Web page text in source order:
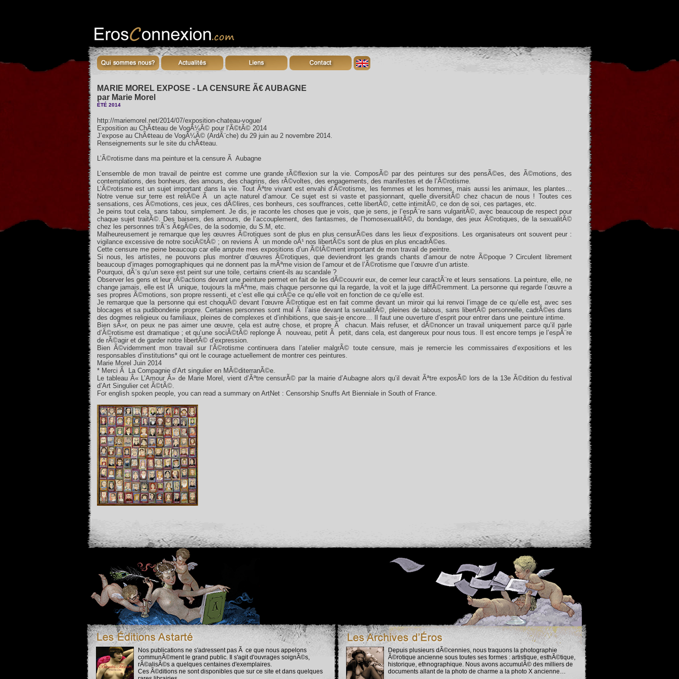
MARIE MOREL EXPOSE - LA CENSURE Ã€ AUBAGNE
par Marie Morel
ÉTÉ 2014
http://mariemorel.net/2014/07/exposition-chateau-vogue/
Exposition au ChÃ¢teau de VogÃ¼Ã© pour l’Ã©tÃ© 2014
J’expose au ChÃ¢teau de VogÃ¼Ã© (ArdÃ¨che) du 29 juin au 2 novembre 2014.
Renseignements sur le site du chÃ¢teau.
L’Ã©rotisme dans ma peinture et la censure Ã Aubagne
L’ensemble de mon travail de peintre est comme une grande rÃ©flexion sur la vie. ComposÃ© par des peintures sur des pensÃ©es, des Ã©motions, des
contemplations, des bonheurs, des amours, des chagrins, des rÃ©voltes, des engagements, des manifestes et de l’Ã©rotisme.
L’Ã©rotisme est un sujet important dans la vie. Tout Ãªtre vivant est envahi d’Ã©rotisme, les femmes et les hommes, mais aussi les animaux, les plantes…
Notre venue sur terre est reliÃ©e Ã un acte naturel d’amour. Ce sujet est si vaste et passionnant, quelle diversitÃ© chez chacun de nous ! Toutes ces
sensations, ces Ã©motions, ces jeux, ces dÃ©lires, ces bonheurs, ces souffrances, cette libertÃ©, cette intimitÃ©, ce don de soi, ces partages, etc.
Je peins tout cela, sans tabou, simplement. Je dis, je raconte les choses que je vois, que je sens, je l’espÃ¨re sans vulgaritÃ©, avec beaucoup de respect pour
chaque sujet traitÃ©. Des baisers, des amours, de l’accouplement, des fantasmes, de l’homosexualitÃ©, du bondage, des jeux Ã©rotiques, de la sexualitÃ©
chez les personnes trÃ¨s Ã¢gÃ©es, de la sodomie, du S.M, etc.
Malheureusement je remarque que les œuvres Ã©rotiques sont de plus en plus censurÃ©es dans les lieux d’expositions. Les organisateurs ont souvent peur :
vigilance excessive de notre sociÃ©tÃ© ; on reviens Ã un monde oÃ¹ nos libertÃ©s sont de plus en plus encadrÃ©es.
Cette censure me peine beaucoup car elle ampute mes expositions d’un Ã©lÃ©ment important de mon travail de peintre.
Si nous, les artistes, ne pouvons plus montrer d’œuvres Ã©rotiques, que deviendront les grands chants d’amour de notre Ã©poque ? Circulent librement
beaucoup d’images pornographiques qui ne donnent pas la mÃªme vision de l’amour et de l’Ã©rotisme que l’œuvre d’un artiste.
Pourquoi, dÃ¨s qu’un sexe est peint sur une toile, certains crient-ils au scandale ?
Observer les gens et leur rÃ©actions devant une peinture permet en fait de les dÃ©couvrir eux, de cerner leur caractÃ¨re et leurs sensations. La peinture, elle, ne
change jamais, elle est lÃ unique, toujours la mÃªme, mais chaque personne qui la regarde, la voit et la juge diffÃ©remment. La personne qui regarde l’œuvre a
ses propres Ã©motions, son propre ressenti, et c’est elle qui crÃ©e ce qu’elle voit en fonction de ce qu’elle est.
Je remarque que la personne qui est choquÃ© devant l’œuvre Ã©rotique est en fait comme devant un miroir qui lui renvoi l’image de ce qu’elle est, avec ses
blocages et sa pudibonderie propre. Certaines personnes sont mal Ã l’aise devant la sexualitÃ©, pleines de tabous, sans libertÃ© personnelle, cadrÃ©es dans
des dogmes religieux ou familiaux, pleines de complexes et d’inhibitions, que sais-je encore… Il faut une ouverture d’esprit pour entrer dans une peinture intime.
Bien sÃ»r, on peux ne pas aimer une œuvre, cela est autre chose, et propre Ã chacun. Mais refuser, et dÃ©noncer un travail uniquement parce qu’il parle
d’Ã©rotisme est dramatique ; et qu’une sociÃ©tÃ© replonge Ã nouveau, petit Ã petit, dans cela, est dangereux pour nous tous. Il est encore temps je l’espÃ¨re
de rÃ©agir et de garder notre libertÃ© d’expression.
Bien Ã©videmment mon travail sur l’Ã©rotisme continuera dans l’atelier malgrÃ© toute censure, mais je remercie les commissaires d’expositions et les
responsables d’institutions* qui ont le courage actuellement de montrer ces peintures.
Marie Morel Juin 2014
* Merci Ã La Compagnie d’Art singulier en MÃ©diterranÃ©e.
Le tableau Â« L’Amour Â» de Marie Morel, vient d’Ãªtre censurÃ© par la mairie d’Aubagne alors qu’il devait Ãªtre exposÃ© lors de la 13e Ã©dition du festival
d’Art Singulier cet Ã©tÃ©.
For english spoken people, you can read a summary on ArtNet : Censorship Snuffs Art Bienniale in South of France.
Nos publications ne s'adressent pas Ã ce que nous appelons
communÃ©ment le grand public. Il s'agit d'ouvrages soignÃ©s,
rÃ©alisÃ©s a quelques centaines d'exemplaires.
Ces Ã©ditions ne sont disponibles que sur ce site et dans quelques
Depuis plusieurs dÃ©cennies, nous traquons la photographie
Ã©rotique ancienne sous toutes ses formes : artistique, esthÃ©tique,
historique, ethnographique. Nous avons accumulÃ© des milliers de
documents allant de la photo de charme a la photo X ancienne…